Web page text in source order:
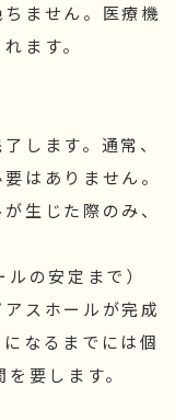
ません。医療機
ます。
します。通常、
はありません。
生じた際のみ、
の安定まで）
スホールが完成
なるまでには個
要します。